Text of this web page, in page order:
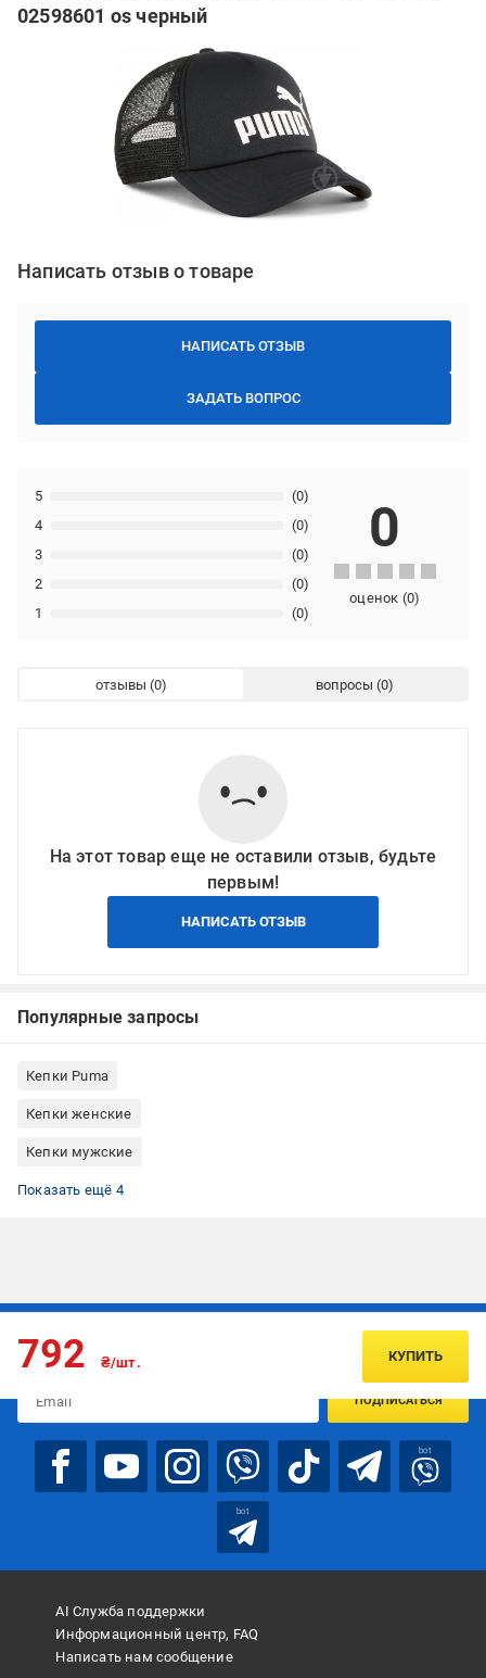
02598601 os черный
Написать отзыв о товаре
НАПИСАТЬ ОТЗЫВ
ЗАДАТЬ ВОПРОС
1 (0)
2 (0)
3 (0)
4 (0)
5 (0)
0
оценок (0)
отзывы вопросы
На этот товар еще не оставили отзыв, будьте
первым!
НАПИСАТЬ ОТЗЫВ
Популярные запросы
Кепки Puma
Кепки женские
Кепки мужские
Кепки Китай
Кепки унисекс
Кепки Puma мужские
Кепки Puma женские
Показать ещё 4
792 ₴/шт. КУПИТЬ
Подписывайтесь, чтобы узнавать первым об акцияx и
ПОДПИСАТЬСЯ
bot
bot
AI Служба поддержки
Информационный центр, FAQ
Написать нам сообщение